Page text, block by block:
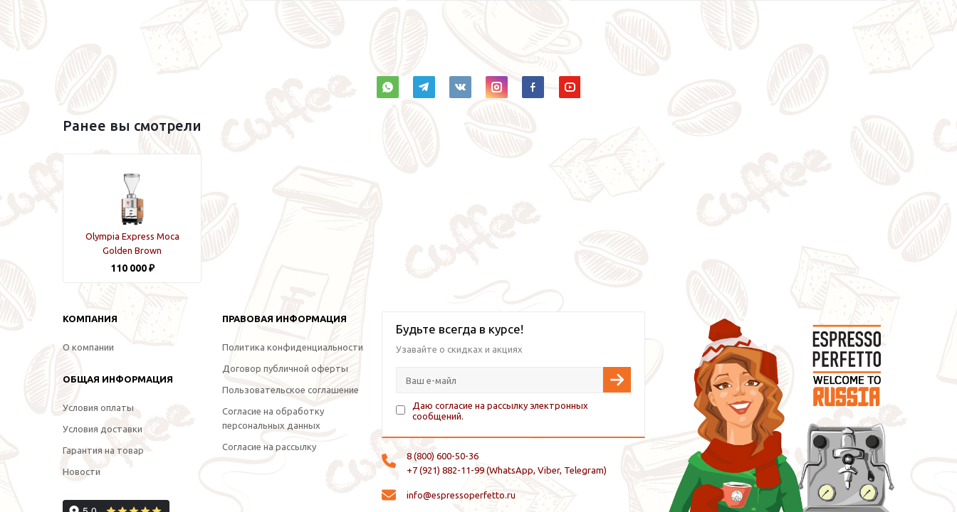
Ранее вы смотрели
Olympia Express Moca
Golden Вrown
110 000 ₽
КОМПАНИЯ
О компании
ОБЩАЯ ИНФОРМАЦИЯ
Условия оплаты
Условия доставки
Гарантия на товар
Новости
ПРАВОВАЯ ИНФОРМАЦИЯ
Политика конфиденциальности
Договор публичной оферты
Пользовательское соглашение
Согласие на обработку
персональных данных
Согласие на рассылку
Будьте всегда в курсе!
Узавайте о скидках и акциях
Даю согласие на рассылку электронных
сообщений.
8 (800) 600-50-36
+7 (921) 882-11-99 (WhatsApp, Viber, Telegram)
info@espressoperfetto.ru